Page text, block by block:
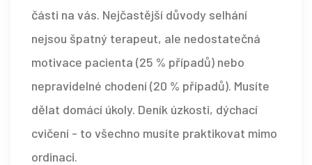
části na vás. Nejčastější důvody selhání
nejsou špatný terapeut, ale nedostatečná
motivace pacienta (25 % případů) nebo
nepravidelné chodení (20 % případů). Musíte
dělat domácí úkoly. Deník úzkosti, dýchací
cvičení - to všechno musíte praktikovat mimo
ordinaci.